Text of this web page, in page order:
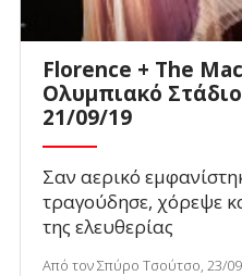
Florence + The
Ολυμπιακό
21/09/19
Σαν αερικό
τραγούδησε, χόρεψε
της ελευθερίας
Από τον Σπύρο Τσούτσο, 23/